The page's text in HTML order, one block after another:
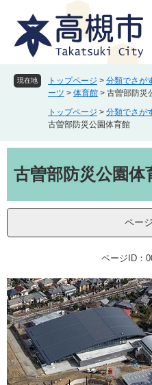
文
現在地 トップページ > 分類でさが
ーツ > 体育館 > 古曽部防災
トップページ > 分類でさが
古曽部防災公園体育館
文古曽部防災公園体
ペー
ページID：